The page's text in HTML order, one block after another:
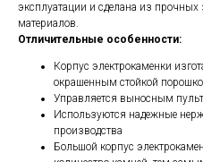
эксплуатации и сделана из прочных
материалов.
Отличительные особенности:
Корпус электрокаменки
окрашенным стойкой
Управляется выносным
Используются надежные
производства
Большой корпус